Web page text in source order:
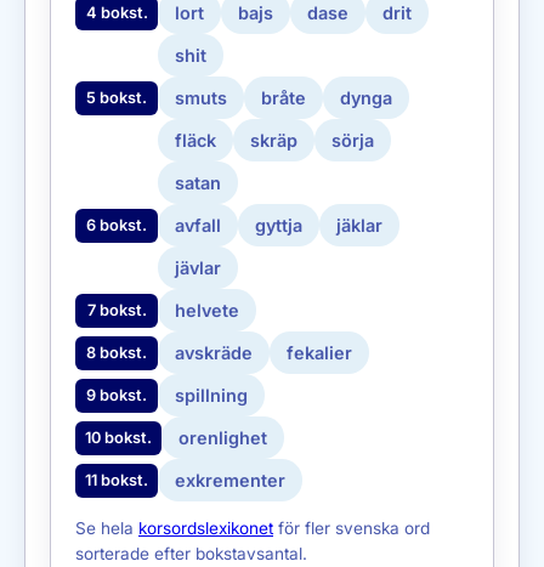
4 bokst. lort bajs dase drit
shit
5 bokst. smuts bråte dynga
fläck skräp sörja
satan
6 bokst. avfall gyttja jäklar
jävlar
7 bokst. helvete
8 bokst. avskräde fekalier
9 bokst. spillning
10 bokst. orenlighet
11 bokst. exkrementer
Se hela korsordslexikonet för fler svenska ord
sorterade efter bokstavsantal.